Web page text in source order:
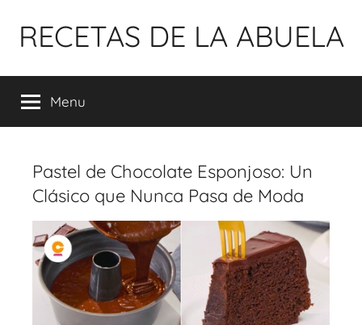
para
conteúdo
RECETAS DE LA ABUELA
Menu
Pastel de Chocolate Esponjoso: Un
Clásico que Nunca Pasa de Moda